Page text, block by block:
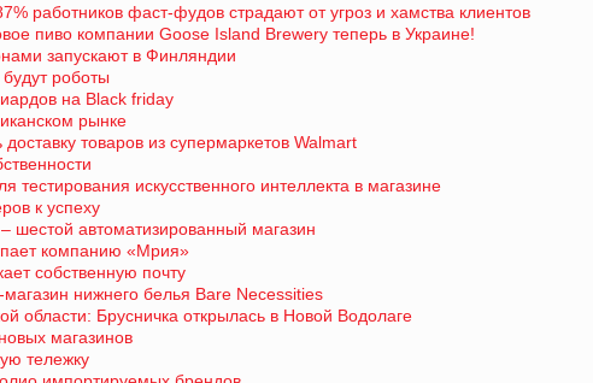
работников фаст-фудов страдают от угроз и хамства клиентов
пиво компании Goose Island Brewery теперь в Украине!
запускают в Финляндии
роботы
на Black friday
рынке
товаров из супермаркетов Walmart
тестирования искусственного интеллекта в магазине
к успеху
шестой автоматизированный магазин
компанию «Мрия»
собственную почту
нижнего белья Bare Necessities
области: Брусничка открылась в Новой Водолаге
магазинов
тележку